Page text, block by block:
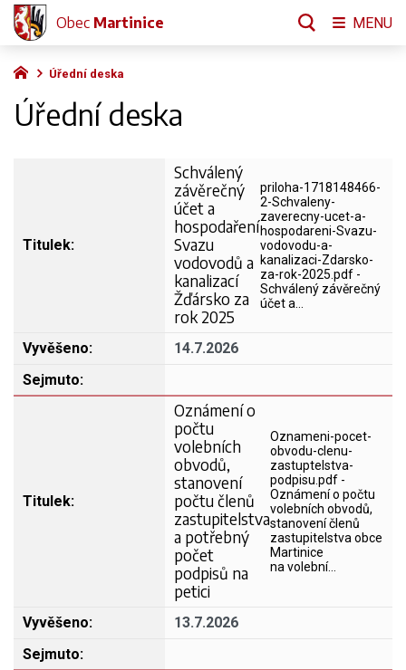
Úřední deska
Úřední deska
Schválený
závěrečný
účet a
hospodaření
Svazu
vodovodů a
kanalizací
Žďársko za
rok 2025
priloha-1718148466-
2-Schvaleny-
zaverecny-ucet-a-
hospodareni-Svazu-
vodovodu-a-
kanalizaci-Zdarsko-
za-rok-2025.pdf -
Schválený závěrečný
účet a…
14.7.2026
Oznámení o
počtu
volebních
obvodů,
stanovení
počtu členů
zastupitelstva
a potřebný
počet
podpisů na
petici
Oznameni-pocet-
obvodu-clenu-
zastuptelstva-
podpisu.pdf -
Oznámení o počtu
volebních obvodů,
stanovení členů
zastupitelstva obce
Martinice
na volební…
13.7.2026
Obec Martinice MENU